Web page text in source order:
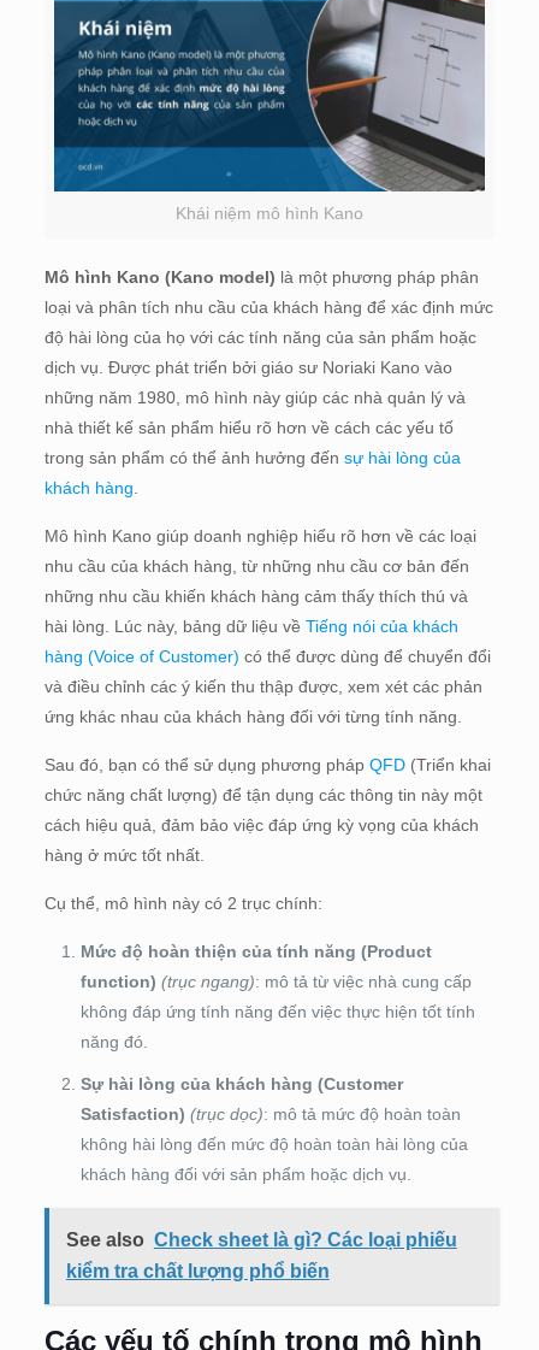
Khái niệm mô hình Kano
Mô hình Kano (Kano model) là một phương pháp phân
loại và phân tích nhu cầu của khách hàng để xác định mức
độ hài lòng của họ với các tính năng của sản phẩm hoặc
dịch vụ. Được phát triển bởi giáo sư Noriaki Kano vào
những năm 1980, mô hình này giúp các nhà quản lý và
nhà thiết kế sản phẩm hiểu rõ hơn về cách các yếu tố
trong sản phẩm có thể ảnh hưởng đến sự hài lòng của
khách hàng.
Mô hình Kano giúp doanh nghiệp hiểu rõ hơn về các loại
nhu cầu của khách hàng, từ những nhu cầu cơ bản đến
những nhu cầu khiến khách hàng cảm thấy thích thú và
hài lòng. Lúc này, bảng dữ liệu về Tiếng nói của khách
hàng (Voice of Customer) có thể được dùng để chuyển đổi
và điều chỉnh các ý kiến thu thập được, xem xét các phản
ứng khác nhau của khách hàng đối với từng tính năng.
Sau đó, bạn có thể sử dụng phương pháp QFD(Triển khai
chức năng chất lượng) để tận dụng các thông tin này một
cách hiệu quả, đảm bảo việc đáp ứng kỳ vọng của khách
hàng ở mức tốt nhất.
Cụ thể, mô hình này có 2 trục chính:
Mức độ hoàn thiện của tính năng (Product
function) (trục ngang): mô tả từ việc nhà cung cấp
không đáp ứng tính năng đến việc thực hiện tốt tính
năng đó.
Sự hài lòng của khách hàng (Customer
Satisfaction) (trục dọc): mô tả mức độ hoàn toàn
không hài lòng đến mức độ hoàn toàn hài lòng của
khách hàng đối với sản phẩm hoặc dịch vụ.
See also Check sheet là gì? Các loại phiếu
kiểm tra chất lượng phổ biến
Các yếu tố chính trong mô hình